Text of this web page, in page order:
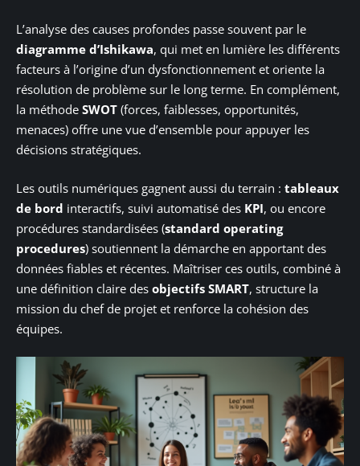
L’analyse des causes profondes passe souvent par le
diagramme d’Ishikawa, qui met en lumière les différents
facteurs à l’origine d’un dysfonctionnement et oriente la
résolution de problème sur le long terme. En complément,
la méthode SWOT (forces, faiblesses, opportunités,
menaces) offre une vue d’ensemble pour appuyer les
décisions stratégiques.
Les outils numériques gagnent aussi du terrain : tableaux
de bord interactifs, suivi automatisé des KPI, ou encore
procédures standardisées (standard operating
procedures) soutiennent la démarche en apportant des
données fiables et récentes. Maîtriser ces outils, combiné à
une définition claire des objectifs SMART, structure la
mission du chef de projet et renforce la cohésion des
équipes.